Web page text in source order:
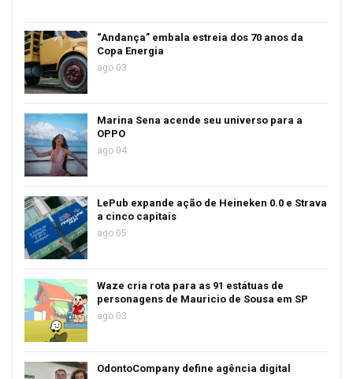
“Andança” embala estreia dos 70 anos da
Copa Energia
ago 03
Marina Sena acende seu universo para a
OPPO
ago 04
LePub expande ação de Heineken 0.0 e Strava
a cinco capitais
ago 05
Waze cria rota para as 91 estátuas de
personagens de Mauricio de Sousa em SP
ago 03
OdontoCompany define agência digital